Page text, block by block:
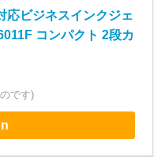
応ビジネスインクジェ
コンパクト 2段カ
です)